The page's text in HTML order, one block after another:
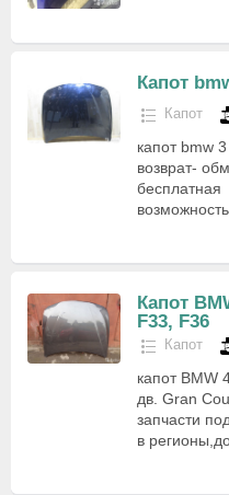
Капот
Капот
капот bmw
возврат-
Капот
F33, F36
Капот
капот BMW
дв. Gran
запчасти
в